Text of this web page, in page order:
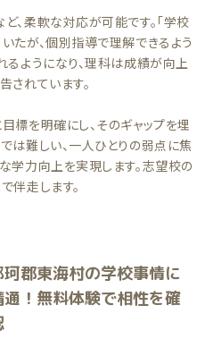
、柔軟な対応が可能です。「学校
たが、個別指導で理解できるよう
るようになり、理科は成績が向上
されています。
標を明確にし、そのギャップを埋
は難しい、一人ひとりの弱点に焦
学力向上を実現します。志望校の
伴走します。
珂郡東海村の学校事情に
通！無料体験で相性を確